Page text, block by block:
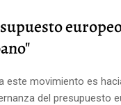
este movimiento es
del presupuesto